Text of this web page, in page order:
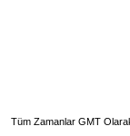
Tüm Zamanlar GMT